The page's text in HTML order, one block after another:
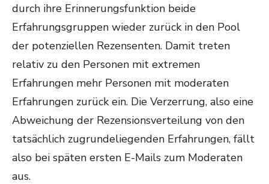
durch ihre Erinnerungsfunktion beide
Erfahrungsgruppen wieder zurück in den Pool
der potenziellen Rezensenten. Damit treten
relativ zu den Personen mit extremen
Erfahrungen mehr Personen mit moderaten
Erfahrungen zurück ein. Die Verzerrung, also eine
Abweichung der Rezensionsverteilung von den
tatsächlich zugrundeliegenden Erfahrungen, fällt
also bei späten ersten E-Mails zum Moderaten
aus.